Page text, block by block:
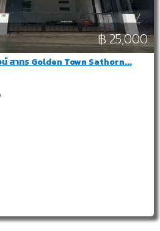
฿ 25,000
น์ สาทร Golden Town Sathorn...